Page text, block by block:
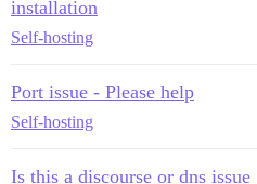
installation
Self-hosting
Port issue - Please help
Self-hosting
Is this a discourse or dns issue